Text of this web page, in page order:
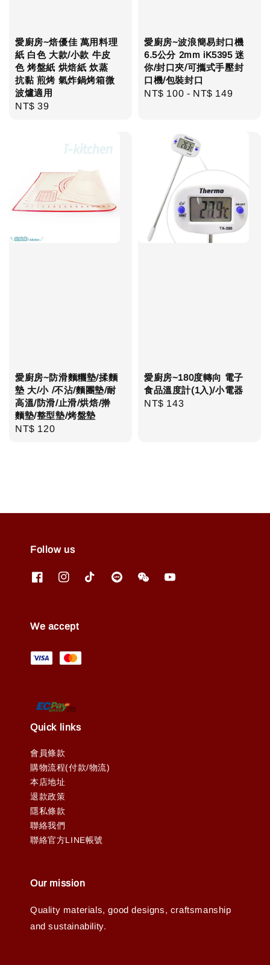
愛廚房~焙優佳 萬用料理
紙 白色 大款/小款 牛皮
色 烤盤紙 烘焙紙 炊蒸
抗黏 煎烤 氣炸鍋烤箱微
波爐適用
Regular
NT$ 39
愛廚房~波浪簡易封口機
6.5公分 2mm iK5395 迷
你/封口夾/可攜式手壓封
口機/包裝封口
Regular
NT$ 100 - NT$ 149
愛廚房~防滑麵糰墊/揉麵
墊 大/小 /不沾/麵團墊/耐
高溫/防滑/止滑/烘焙/擀
麵墊/整型墊/烤盤墊
Regular
NT$ 120
愛廚房~180度轉向 電子
食品溫度計(1入)/小電器
Regular
NT$ 143
Follow us
We accept
Quick links
會員條款
購物流程(付款/物流)
本店地址
退款政策
隱私條款
聯絡我們
聯絡官方LINE帳號
Our mission
Quality materials, good designs, craftsmanship
and sustainability.